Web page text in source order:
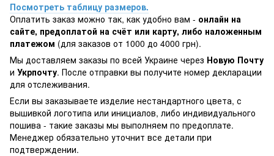
Посмотреть таблицу размеров.
Оплатить заказ можно так, как удобно вам - онлайн на
сайте, предоплатой на счёт или карту, либо наложенным
платежом (для заказов от 1000 до 4000 грн).
Мы доставляем заказы по всей Украине через Новую Почту
и Укрпочту. После отправки вы получите номер декларации
для отслеживания.
Если вы заказываете изделие нестандартного цвета, с
вышивкой логотипа или инициалов, либо индивидуального
пошива - такие заказы мы выполняем по предоплате.
Менеджер обязательно уточнит все детали при
подтверждении.